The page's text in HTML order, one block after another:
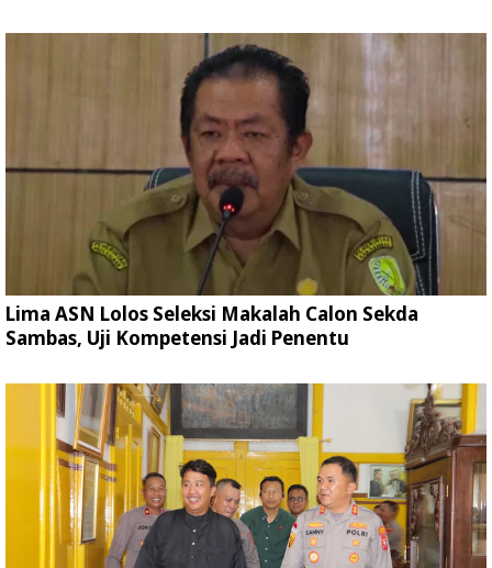
Lima ASN Lolos Seleksi Makalah Calon Sekda
Sambas, Uji Kompetensi Jadi Penentu